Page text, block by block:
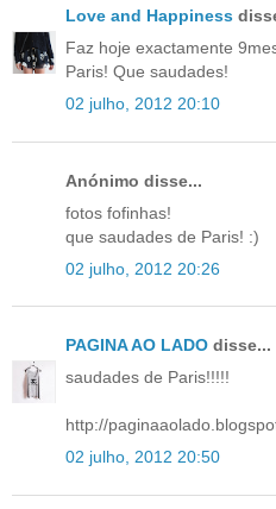
Love and Happiness
Faz hoje exactamente
Paris! Que saudades!
02 julho, 2012 20:10
Anónimo disse...
fotos fofinhas!
que saudades de Paris! :)
02 julho, 2012 20:26
PAGINA AO LADO disse...
saudades de Paris!!!!!
http://
02 julho, 2012 20:50